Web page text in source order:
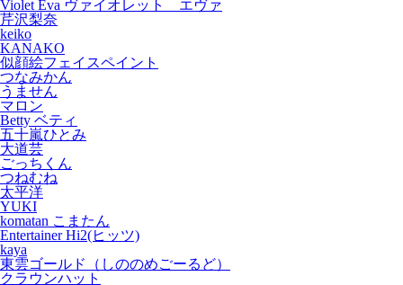
Violet Eva ヴァイオレット エヴァ
芹沢梨奈
keiko
KANAKO
似顔絵フェイスペイント
つなみかん
うません
マロン
Betty ベティ
五十嵐ひとみ
大道芸
ごっちくん
つねむね
太平洋
YUKI
komatan こまたん
Entertainer Hi2(ヒッツ)
kaya
東雲ゴールド（しののめごーるど）
クラウンハット